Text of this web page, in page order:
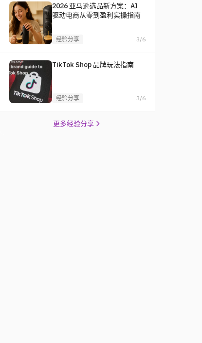
2026 亚马逊选品新方案：AI
驱动电商从零到盈利实操指南
经验分享 3/6
TikTok Shop 品牌玩法指南
经验分享 3/6
更多经验分享